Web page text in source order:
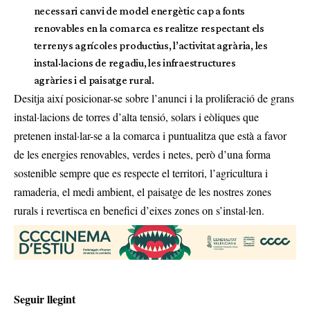
necessari canvi de model energètic cap a fonts
renovables en la comarca es realitze respectant els
terrenys agrícoles productius, l’activitat agrària, les
instal·lacions de regadiu, les infraestructures
agràries i el paisatge rural.
Desitja així posicionar-se sobre l’anunci i la proliferació de grans
instal·lacions de torres d’alta tensió, solars i eòliques que
pretenen instal·lar-se a la comarca i puntualitza que està a favor
de les energies renovables, verdes i netes, però d’una forma
sostenible sempre que es respecte el territori, l’agricultura i
ramaderia, el medi ambient, el paisatge de les nostres zones
rurals i revertisca en benefici d’eixes zones on s’instal·len.
Seguir llegint